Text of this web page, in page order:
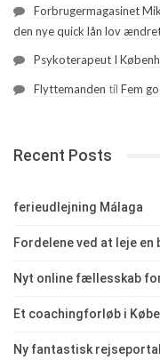
Forbrugermagasinet
den nye quick lån lov
Psykoterapeut I
Flyttemanden til Fem
Recent Posts
ferieudlejning Málaga
Fordelene ved at leje
Nyt online fællesskab
Et coachingforløb i
Ny fantastisk